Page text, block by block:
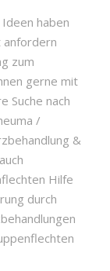
haben
anfordern
zum
gerne mit
Suche nach
/
&
Hilfe
durch